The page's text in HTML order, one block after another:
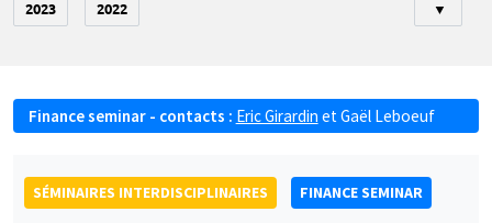
2023 2022 ▼
Finance seminar - contacts : Eric Girardin et Gaël Leboeuf
SÉMINAIRES INTERDISCIPLINAIRES
FINANCE SEMINAR